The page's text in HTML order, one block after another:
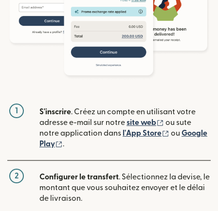
1 S'inscrire. Créez un compte en utilisant votre
adresse e-mail sur notresite web (s'ouvre dans
ou sute
notre application dans l'App Store (s'ouvre
ou Google
Play
.
2 Configurer le transfert. Sélectionnez la devise, le
montant que vous souhaitez envoyer et le délai
de livraison.